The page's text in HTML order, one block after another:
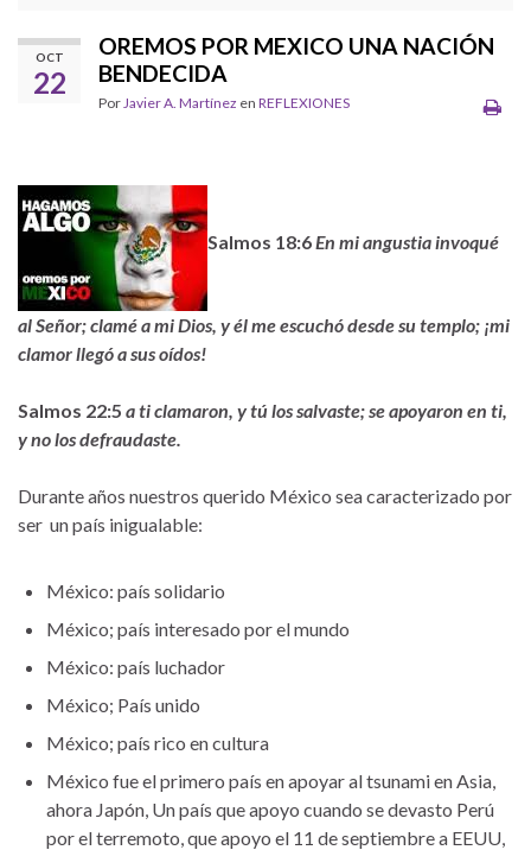
OCT
22
OREMOS POR MEXICO UNA NACIÓN
BENDECIDA
Por Javier A. Martínez en REFLEXIONES
Salmos 18:6 En mi angustia invoqué
al Señor; clamé a mi Dios, y él me escuchó desde su templo; ¡mi
clamor llegó a sus oídos!
Salmos 22:5 a ti clamaron, y tú los salvaste; se apoyaron en ti,
y no los defraudaste.
Durante años nuestros querido México sea caracterizado por
ser un país inigualable:
México: país solidario
México; país interesado por el mundo
México: país luchador
México; País unido
México; país rico en cultura
México fue el primero país en apoyar al tsunami en Asia,
ahora Japón, Un país que apoyo cuando se devasto Perú
por el terremoto, que apoyo el 11 de septiembre a EEUU,